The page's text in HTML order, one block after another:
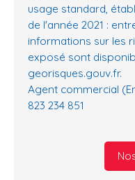
usage standard,
de l'année 2021 :
informations sur les
exposé sont
georisques.gouv.fr.
Agent commercial
823 234 851